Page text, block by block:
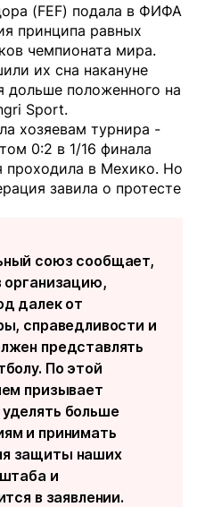
(FEF) подала в ФИФА
принципа равных
чемпионата мира.
их сна накануне
дольше положенного на
Sport.
хозяевам турнира -
0:2 в 1/16 финала
проходила в Мехико. Но
завила о протесте
союз сообщает,
организацию,
далек от
справедливости и
представлять
По этой
призывает
больше
и принимать
защиты наших
и
в заявлении.